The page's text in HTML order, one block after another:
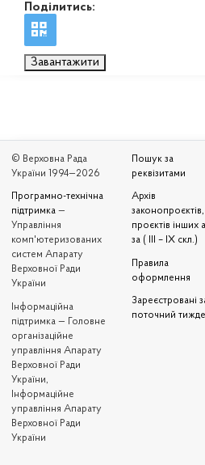
Поділитись:
Завантажити
© Верховна Рада
України 1994—2026
Програмно-технічна
підтримка —
Управління
комп'ютеризованих
систем Апарату
Верховної Ради
України
Iнформаційна
підтримка — Головне
організаційне
управління Апарату
Верховної Ради
України,
Інформаційне
управління Апарату
Верховної Ради
України
Пошук за
реквізитами
Архів
законопроєктів,
проєктів інших
за ( III – IX скл.)
Правила
оформлення
Зареєстровані
поточний